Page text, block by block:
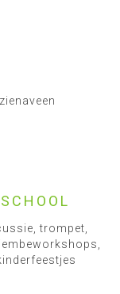
trompet,